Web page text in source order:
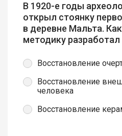
В 1920-е годы
открыл стоянку
в деревне Мальта.
методику
Восстановление
Восстановление
человека
Восстановление